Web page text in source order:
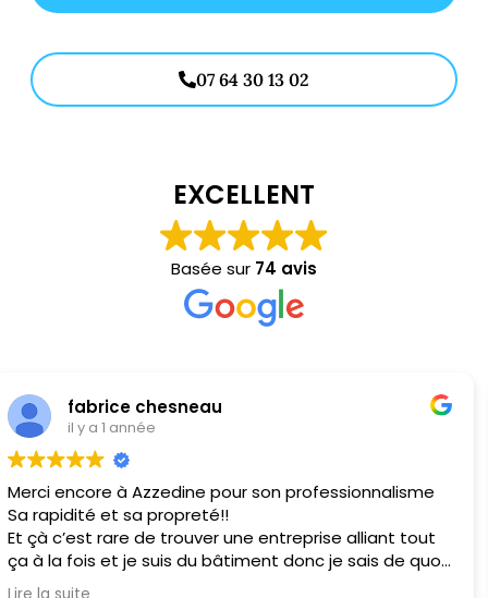
07 64 30 13 02
EXCELLENT
Basée sur 74 avis
Anaïs Lagarde
il y a 1 année
Juste parfait! entreprise sérieuse et réactive qui a su
répondre parfaitement à mes besoins. Merci à St
Menuiserie pour son professionnalisme.